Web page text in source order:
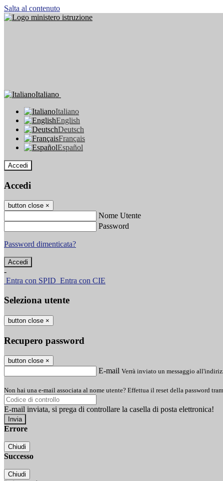
Salta al contenuto
Italiano
Italiano
English
Deutsch
Français
Español
Accedi
Accedi
button close ×
Nome Utente
Password
Password dimenticata?
-
Entra con SPID Entra con CIE
Seleziona utente
button close ×
Recupero password
button close ×
E-mail Verrà inviato un messaggio
Non hai una e-mail associata al nome utente? Effettua il reset della password
E-mail inviata, si prega di controllare la casella di posta elettronica!
Errore
Chiudi
Successo
Chiudi